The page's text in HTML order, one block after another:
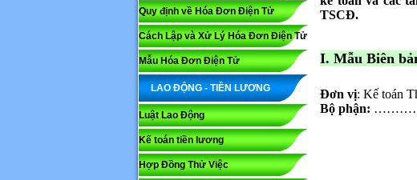
Quy định về Hóa Đơn Điện Tử
Cách Lập và Xử Lý Hóa Đơn Điện Tử
Mẫu Hóa Đơn Điện Tử
LAO ĐỘNG - TIỀN LƯƠNG
Luật Lao Động
Kế toán tiền lương
Hợp Đồng Thử Việc
TSCĐ.
I. Mẫu Biên
Đơn vị: Kế toán
Bộ phận: